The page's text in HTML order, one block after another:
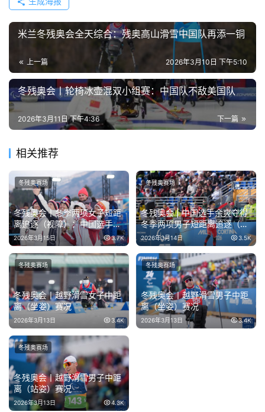
米兰冬残奥会全天综合：残奥高山滑雪中国队再添一铜
上一篇 2026年3月10日 下午5:10
冬残奥会丨轮椅冰壶混双小组赛：中国队不敌美国队
下一篇
2026年3月11日 下午4:36
相关推荐
冬残奥会丨冬季两项女子短距
离追逐（视障）：中国选手王
跃获亚军
2026年3月15日 3.7K
冬残奥赛场
冬残奥会 | 中国选手余爽夺得
冬季两项男子短距离追逐（视
障）冠军
2026年3月14日 3.5K
冬残奥赛场
冬残奥会丨越野滑雪女子中距
离（坐姿）赛况
2026年3月13日 3.4K
冬残奥赛场
冬残奥会丨越野滑雪男子中距
离（坐姿）赛况
2026年3月13日 3.4K
冬残奥赛场
冬残奥会丨越野滑雪男子中距
离（站姿）赛况
2026年3月13日 4.3K
冬残奥赛场